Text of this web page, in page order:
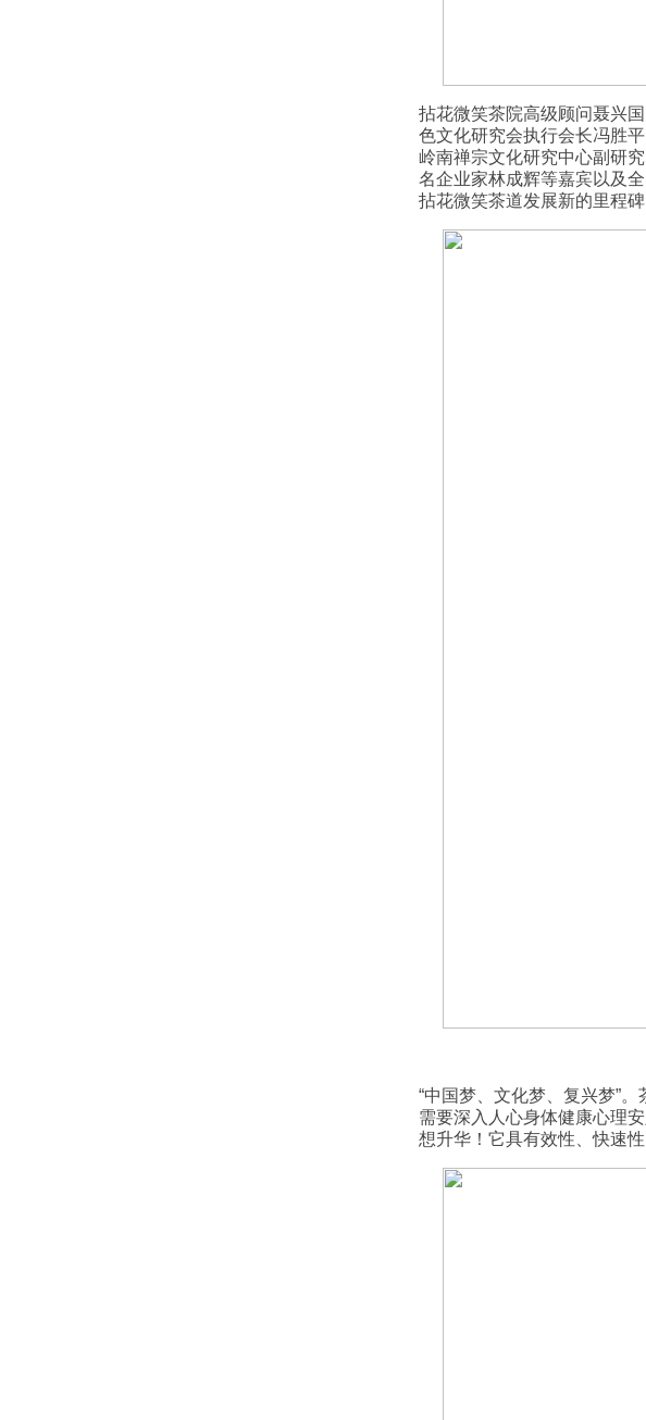
拈花微笑茶院高级顾问聂兴
色文化研究会执行会长冯胜
岭南禅宗文化研究中心副研
名企业家林成辉等嘉宾以及
拈花微笑茶道发展新的里程碑
“中国梦、文化梦、复兴梦”
需要深入人心身体健康心理
想升华！它具有效性、快速